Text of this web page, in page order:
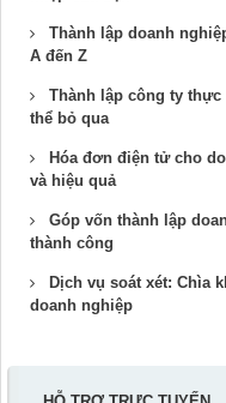
Thành lập doanh
A đến Z
Thành lập công ty
thể bỏ qua
Hóa đơn điện tử cho
và hiệu quả
Góp vốn thành lập
thành công
Dịch vụ soát xét: Chìa
doanh nghiệp